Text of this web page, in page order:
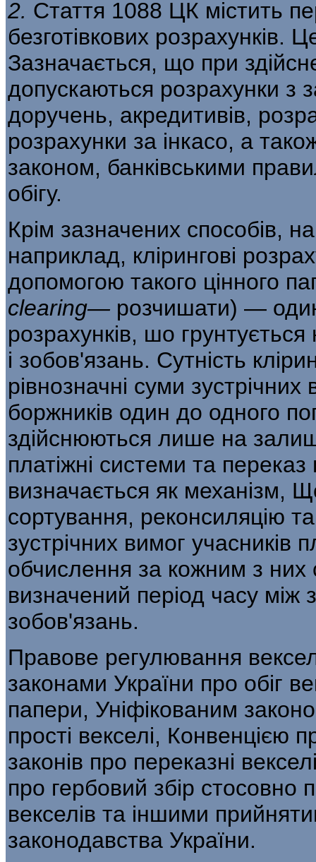
2. Стаття 1088 ЦК містить
безготівкових розрахунків.
Зазначається, що при
допускаються розрахунки з
доручень, акредитивів,
розрахунки за інкасо, а
законом, банківськими
обігу.
Крім зазначених способів,
наприклад, клірингові
допомогою такого цінного
clearing— розчишати) — один
розрахунків, шо
і зобов'язань. Сутність
рівнозначні суми
боржників один до одного
здійснюються лише на
платіжні системи та переказ
визначається як механізм,
сортування, реконсиляцію
зустрічних вимог учасників
обчислення за кожним з них
визначений період часу
зобов'язань.
Правове регулювання
законами України про обіг
папери, Уніфікованим
прості векселі, Конвенцією
законів про переказні
про гербовий збір стосовно
векселів та іншими
законодавства України.